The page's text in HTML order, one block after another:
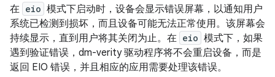
在 eio 模式下启动时，设备会显示错误屏幕，以通知用户
系统已检测到损坏，而且设备可能无法正常使用。该屏幕会
持续显示，直到用户将其关闭为止。在 eio 模式下，如果
遇到验证错误，dm-verity 驱动程序将不会重启设备，而是
返回 EIO 错误，并且相应的应用需要处理该错误。